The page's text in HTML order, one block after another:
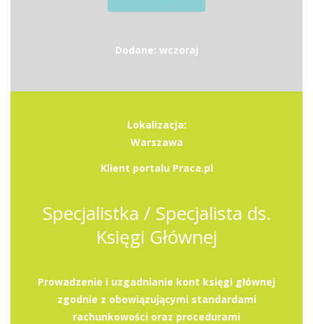
Dodane: wczoraj
Lokalizacja:
Warszawa
Klient portalu Praca.pl
Specjalistka / Specjalista ds.
Księgi Głównej
Prowadzenie i uzgadnianie kont księgi głównej
zgodnie z obowiązującymi standardami
rachunkowości oraz procedurami